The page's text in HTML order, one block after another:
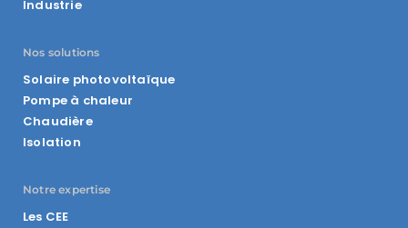
Industrie
Nos solutions
Solaire photovoltaïque
Pompe à chaleur
Chaudière
Isolation
Notre expertise
Les CEE